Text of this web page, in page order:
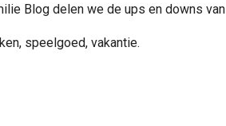
Blog delen we de ups en downs van
speelgoed, vakantie.